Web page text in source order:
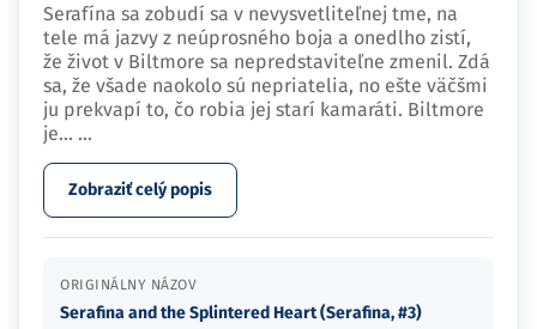
Serafína sa zobudí sa v nevysvetliteľnej tme, na
tele má jazvy z neúprosného boja a onedlho zistí,
že život v Biltmore sa nepredstaviteľne zmenil. Zdá
sa, že všade naokolo sú nepriatelia, no ešte väčšmi
ju prekvapí to, čo robia jej starí kamaráti. Biltmore
je… ...
Zobraziť celý popis
ORIGINÁLNY NÁZOV
Serafina and the Splintered Heart (Serafina, #3)